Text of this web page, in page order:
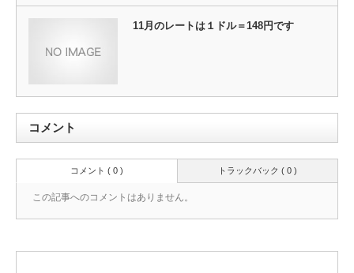
11月のレートは１ドル＝148円です
コメント
トラックバック ( 0 )
コメント ( 0 )
この記事へのコメントはありません。